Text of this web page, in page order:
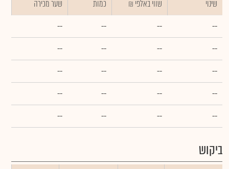
שינוי ₪ שווי באלפי כמות
שער מכירה
--
--
--
--
--
--
--
--
--
--
--
--
--
--
--
--
--
--
--
--
ביקוש